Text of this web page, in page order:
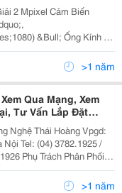
2 Mpixel Cảm Biến
&Bull; Ống Kính Cố
58&Deg;(V),
H.265, Độ Nhạy Sáng
>1 năm
Qua Mạng, Xem
Tư Vấn Lắp Đặt
Lương
Thái Hoàng Vpgd:
/
Phối :
Website Bán
>1 năm